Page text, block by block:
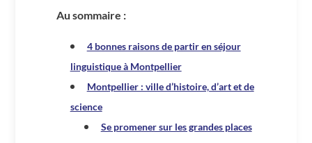
Au sommaire :
4 bonnes raisons de partir en séjour
linguistique à Montpellier
Montpellier : ville d’histoire, d’art et de
science
Se promener sur les grandes places